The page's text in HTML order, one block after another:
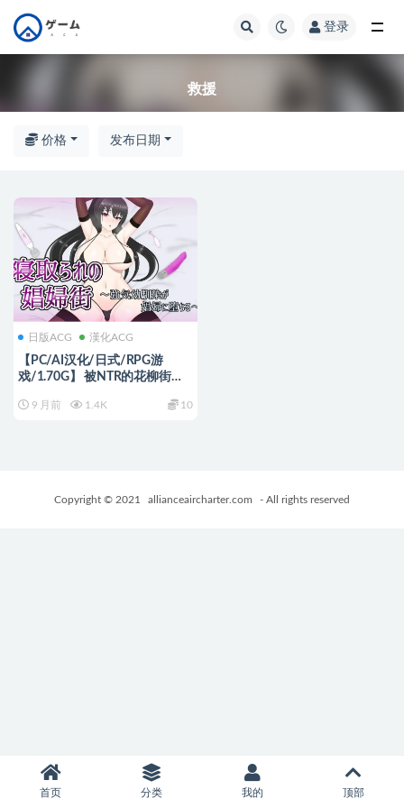
登录
救援
价格 发布日期
日版ACG 漢化ACG
【PC/AI汉化/日式/RPG游
戏/1.70G】 被NTR的花柳街～
Ver1.1 AI汉化版+全回想存档
9 月前 1.4K 10
Copyright © 2021 allianceaircharter.com - All rights reserved
首页 分类 我的 顶部